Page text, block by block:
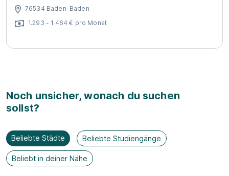
76534 Baden-Baden
1.293 - 1.464 € pro Monat
Noch unsicher, wonach du suchen
sollst?
Beliebte Städte Beliebte Studiengänge
Beliebt in deiner Nähe